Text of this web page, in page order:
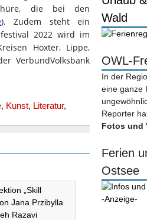
die bei den
). Zudem steht ein
2022 wird im
Höxter, Lippe,
VerbundVolksbank
, Kunst, Literatur,
Wald
OWL-
In der
eine ganze
Reporter
Fotos und
Ferien
Ostsee
-Anzeige-